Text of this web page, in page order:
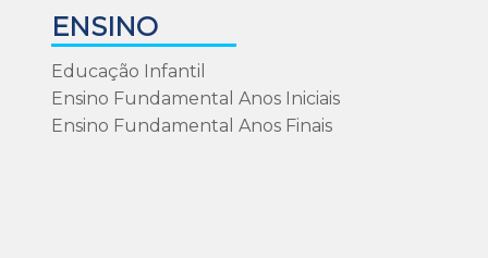
ENSINO
Educação Infantil
Ensino Fundamental Anos Iniciais
Ensino Fundamental Anos Finais